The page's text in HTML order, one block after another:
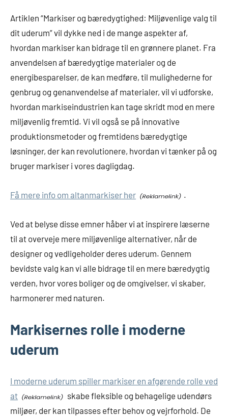
Artiklen “Markiser og bæredygtighed: Miljøvenlige valg til
dit uderum” vil dykke ned i de mange aspekter af,
hvordan markiser kan bidrage til en grønnere planet. Fra
anvendelsen af bæredygtige materialer og de
energibesparelser, de kan medføre, til mulighederne for
genbrug og genanvendelse af materialer, vil vi udforske,
hvordan markiseindustrien kan tage skridt mod en mere
miljøvenlig fremtid. Vi vil også se på innovative
produktionsmetoder og fremtidens bæredygtige
løsninger, der kan revolutionere, hvordan vi tænker på og
bruger markiser i vores dagligdag.
Få mere info om altanmarkiser her .
Ved at belyse disse emner håber vi at inspirere læserne
til at overveje mere miljøvenlige alternativer, når de
designer og vedligeholder deres uderum. Gennem
bevidste valg kan vi alle bidrage til en mere bæredygtig
verden, hvor vores boliger og de omgivelser, vi skaber,
harmonerer med naturen.
Markisernes rolle i moderne
uderum
I moderne uderum spiller markiser en afgørende rolle ved
at
skabe fleksible og behagelige udendørs
miljøer, der kan tilpasses efter behov og vejrforhold. De